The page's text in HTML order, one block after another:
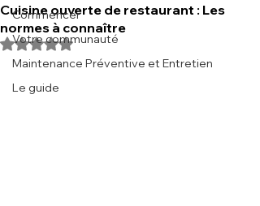
Commencer
Votre communauté
Maintenance Préventive et Entretien
Le guide
Cuisine ouverte de restaurant : Les
normes à connaître
Noté NaN étoiles sur 5.